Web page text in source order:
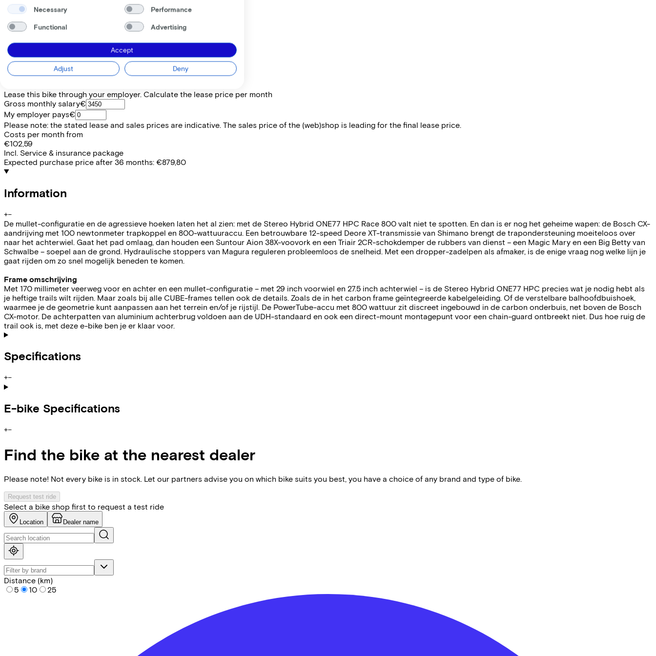
(
Included )
Diamond
106
Removable battery
No
EMPLOYEE SELF-EMPLOYED
Lease this bike through your employer. Calculate the lease price per month
Gross monthly salary€
My employer pays€
Please note: the stated lease and sales prices are indicative. The sales price of the (web)shop is leading for the final lease price.
Costs per month from
€102,59
Incl. Service & insurance package
Expected purchase price after 36 months: €879,80
Information
+−
De mullet-configuratie en de agressieve hoeken laten het al zien: met de Stereo Hybrid ONE77 HPC Race 800 valt niet te spotten. En dan is er nog het geheime wapen: de Bosch CX-
aandrijving met 100 newtonmeter trapkoppel en 800-wattuuraccu. Een betrouwbare 12-speed Deore XT-transmissie van Shimano brengt de trapondersteuning moeiteloos over
naar het achterwiel. Gaat het pad omlaag, dan houden een Suntour Aion 38X-voovork en een Triair 2CR-schokdemper de rubbers van dienst – een Magic Mary en een Big Betty van
Schwalbe – soepel aan de grond. Hydraulische stoppers van Magura reguleren probleemloos de snelheid. Met een dropper-zadelpen als afmaker, is de enige vraag nog welke lijn je
gaat rijden om zo snel mogelijk beneden te komen.
Frame omschrijving
Met 170 millimeter veerweg voor en achter en een mullet-configuratie – met 29 inch voorwiel en 27.5 inch achterwiel – is de Stereo Hybrid ONE77 HPC precies wat je nodig hebt als
je heftige trails wilt rijden. Maar zoals bij alle CUBE-frames tellen ook de details. Zoals de in het carbon frame geïntegreerde kabelgeleiding. Of de verstelbare balhoofdbuishoek,
waarmee je de geometrie kunt aanpassen aan het terrein en/of je rijstijl. De PowerTube-accu met 800 wattuur zit discreet ingebouwd in de carbon onderbuis, net boven de Bosch
CX-motor. De achterpatten van aluminium achterbrug voldoen aan de UDH-standaard en ook een direct-mount montagepunt voor een chain-guard ontbreekt niet. Dus hoe ruig de
trail ook is, met deze e-bike ben je er klaar voor.
Specifications
+−
E-bike Specifications
+−
Find the bike at the nearest dealer
Please note! Not every bike is in stock. Let our partners advise you on which bike suits you best, you have a choice of any brand and type of bike.
Request test ride
Select a bike shop first to request a test ride
Location Dealer name
Distance (km)
5
10 25
Necessary Performance
Functional Advertising
Accept
Adjust Deny